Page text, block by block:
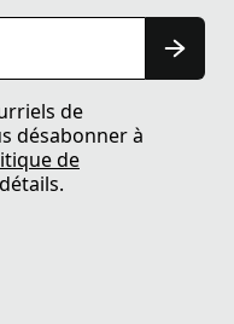
de
désabonner à
de